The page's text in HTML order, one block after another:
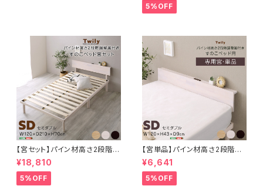
5%OFF
【宮セット】パイン材高さ2段階調
整脚付きすのこベッド(セミダブ
ル) ASP-HP-02SD
¥18,810
5%OFF
【宮単品】パイン材高さ2段階調
整脚付きすのこベッド用(セミダ
ブル)
¥6,641
5%OFF